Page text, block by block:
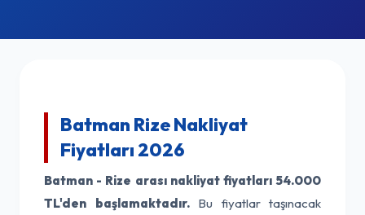
Batman Rize Nakliyat
Fiyatları 2026
Batman - Rize arası nakliyat fiyatları 54.000
TL'den başlamaktadır.Bu fiyatlar taşınacak